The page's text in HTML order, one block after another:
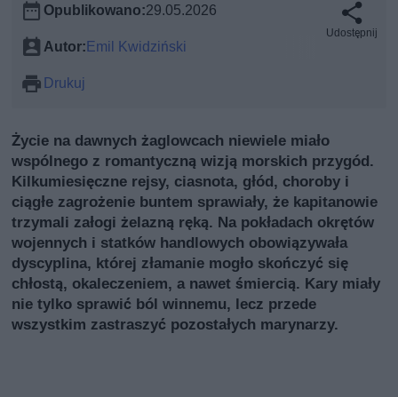
Opublikowano:29.05.2026
Autor:Emil Kwidziński
Drukuj
Udostępnij
Życie na dawnych żaglowcach niewiele miało
wspólnego z romantyczną wizją morskich przygód.
Kilkumiesięczne rejsy, ciasnota, głód, choroby i
ciągłe zagrożenie buntem sprawiały, że kapitanowie
trzymali załogi żelazną ręką. Na pokładach okrętów
wojennych i statków handlowych obowiązywała
dyscyplina, której złamanie mogło skończyć się
chłostą, okaleczeniem, a nawet śmiercią. Kary miały
nie tylko sprawić ból winnemu, lecz przede
wszystkim zastraszyć pozostałych marynarzy.